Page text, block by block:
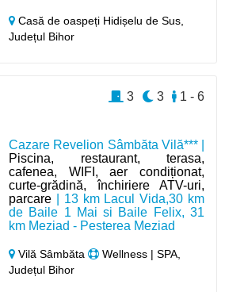
Casă de oaspeți Hidișelu de Sus,
Județul Bihor
Cazare Revelion Sâmbăta Vilă*** |
Piscina, restaurant, terasa,
cafenea, WIFI, aer condiționat,
curte-grădină, închiriere ATV-uri,
parcare | 13 km Lacul Vida,30 km
de Baile 1 Mai si Baile Felix, 31
km Meziad - Pesterea Meziad
Vilă Sâmbăta
Wellness | SPA,
Județul Bihor
1 - 6
3
3